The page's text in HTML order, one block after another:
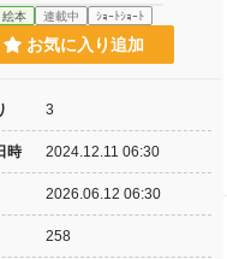
絵本 連載中 ｼｮｰﾄｼｮｰﾄ
お気に入り追加
3
時 2024.12.11 06:30
2026.06.12 06:30
258